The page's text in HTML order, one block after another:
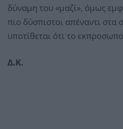
δύναμη του «μαζί», όμως
πιο δύσπιστοι απέναντι στα
υποτίθεται ότι το
Δ.Κ.